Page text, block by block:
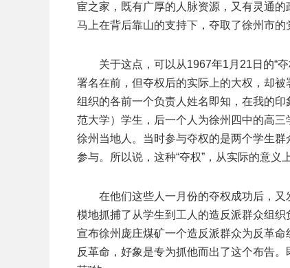
宦之家，既有广厚的人脉资源，又有灵通的
马上在背后靠山的支持下，夺取了徐州市的
关于这点，可以从1967年1月21日的“
署名在前，但夺权后的实际上的大权，却被
组织的各前一个负责人姓名即知，在我的
范大学）学生，后一个人为徐州四中的高
徐州当地人。当时参与夺权的是两个学生
参与。所以说，这种“夺权”，从实际的意义
在他们这些人一月份的夺权成功后，
模地抓捕了从学生到工人的造反派群众组
宣布徐州庞庄煤矿一个造反派群众为反革
反革命，好象是专为抓他而出了这个布告